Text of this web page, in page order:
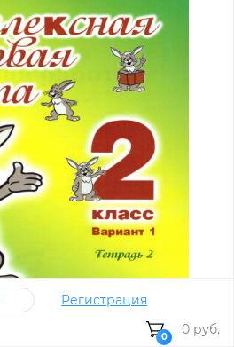
Регистрация
0 0 руб.